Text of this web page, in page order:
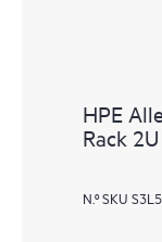
HPE
Rack
N.º SKU